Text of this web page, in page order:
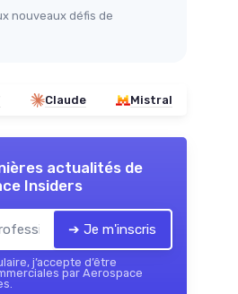
nouveaux défis de
Claude Mistral
actualités de
Insiders
➔ Je m'inscris
j’accepte d’être
par Aerospace